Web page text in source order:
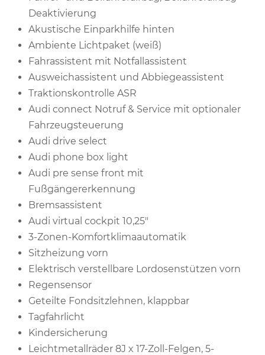
Deaktivierung
Akustische Einparkhilfe hinten
Ambiente Lichtpaket (weiß)
Fahrassistent mit Notfallassistent
Ausweichassistent und Abbiegeassistent
Traktionskontrolle ASR
Audi connect Notruf & Service mit optionaler
Fahrzeugsteuerung
Audi drive select
Audi phone box light
Audi pre sense front mit
Fußgängererkennung
Bremsassistent
Audi virtual cockpit 10,25"
3-Zonen-Komfortklimaautomatik
Sitzheizung vorn
Elektrisch verstellbare Lordosenstützen vorn
Regensensor
Geteilte Fondsitzlehnen, klappbar
Tagfahrlicht
Kindersicherung
Leichtmetallräder 8J x 17-Zoll-Felgen, 5-